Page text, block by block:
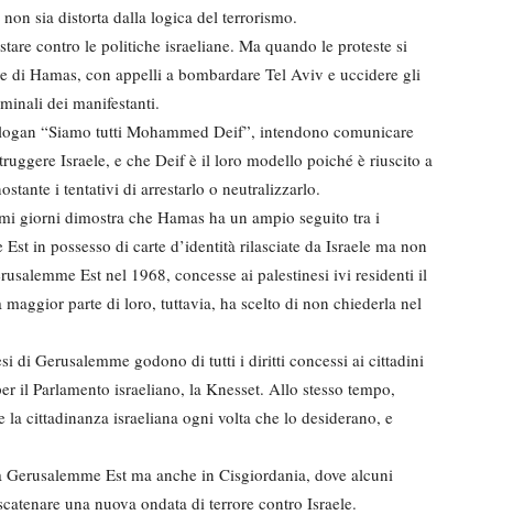
sia distorta dalla logica del terrorismo.
contro le politiche israeliane. Ma quando le proteste si
di Hamas, con appelli a bombardare Tel Aviv e uccidere gli
dei manifestanti.
“Siamo tutti Mohammed Deif”, intendono comunicare
Israele, e che Deif è il loro modello poiché è riuscito a
i tentativi di arrestarlo o neutralizzarlo.
giorni dimostra che Hamas ha un ampio seguito tra i
in possesso di carte d’identità rilasciate da Israele ma non
Est nel 1968, concesse ai palestinesi ivi residenti il
parte di loro, tuttavia, ha scelto di non chiederla nel
di Gerusalemme godono di tutti i diritti concessi ai cittadini
il Parlamento israeliano, la Knesset. Allo stesso tempo,
cittadinanza israeliana ogni volta che lo desiderano, e
Est ma anche in Cisgiordania, dove alcuni
una nuova ondata di terrore contro Israele.